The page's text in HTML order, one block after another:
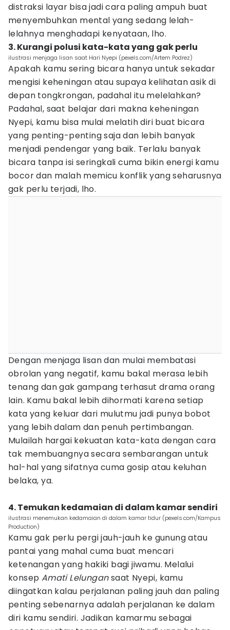
distraksi layar bisa jadi cara paling ampuh buat
menyembuhkan mental yang sedang lelah-
lelahnya menghadapi kenyataan, lho.
3. Kurangi polusi kata-kata yang gak perlu
ilustrasi menjaga lisan saat Hari Nyepi (pexels.com/Artem Podrez)
Apakah kamu sering bicara hanya untuk sekadar
mengisi keheningan atau supaya kelihatan asik di
depan tongkrongan, padahal itu melelahkan?
Padahal, saat belajar dari makna keheningan
Nyepi, kamu bisa mulai melatih diri buat bicara
yang penting-penting saja dan lebih banyak
menjadi pendengar yang baik. Terlalu banyak
bicara tanpa isi seringkali cuma bikin energi kamu
bocor dan malah memicu konflik yang seharusnya
gak perlu terjadi, lho.
Dengan menjaga lisan dan mulai membatasi
obrolan yang negatif, kamu bakal merasa lebih
tenang dan gak gampang terhasut drama orang
lain. Kamu bakal lebih dihormati karena setiap
kata yang keluar dari mulutmu jadi punya bobot
yang lebih dalam dan penuh pertimbangan.
Mulailah hargai kekuatan kata-kata dengan cara
tak membuangnya secara sembarangan untuk
hal-hal yang sifatnya cuma gosip atau keluhan
belaka, ya.
4. Temukan kedamaian di dalam kamar sendiri
ilustrasi menemukan kedamaian di dalam kamar tidur (pexels.com/Kampus
Production)
Kamu gak perlu pergi jauh-jauh ke gunung atau
pantai yang mahal cuma buat mencari
ketenangan yang hakiki bagi jiwamu. Melalui
konsep Amati Lelungansaat Nyepi, kamu
diingatkan kalau perjalanan paling jauh dan paling
penting sebenarnya adalah perjalanan ke dalam
diri kamu sendiri. Jadikan kamarmu sebagai